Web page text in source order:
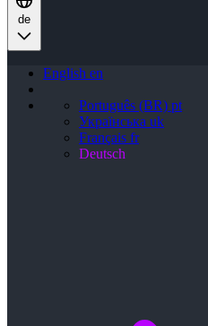
de
English en
Português (BR) pt
Українська uk
Français fr
Deutsch